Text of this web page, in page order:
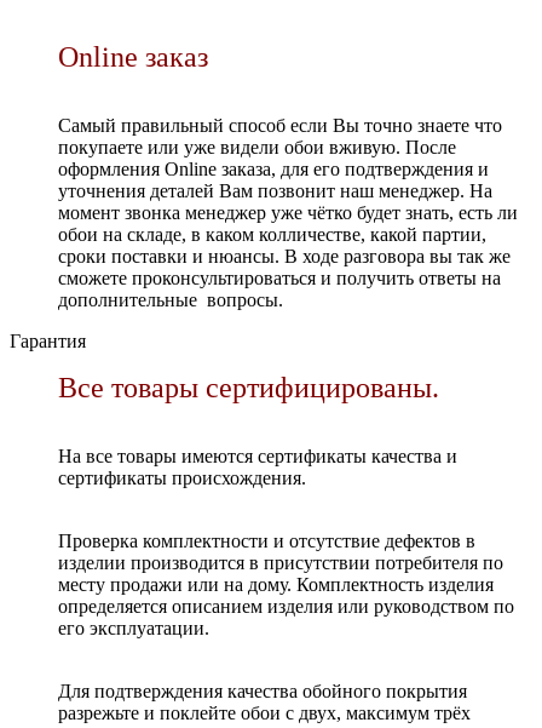
Online заказ
Самый правильный способ если Вы точно знаете что
покупаете или уже видели обои вживую. После
оформления Online заказа, для его подтверждения и
уточнения деталей Вам позвонит наш менеджер. На
момент звонка менеджер уже чётко будет знать, есть ли
обои на складе, в каком колличестве, какой партии,
сроки поставки и нюансы. В ходе разговора вы так же
сможете проконсультироваться и получить ответы на
дополнительные вопросы.
Гарантия
Все товары сертифицированы.
На все товары имеются сертификаты качества и
сертификаты происхождения.
Проверка комплектности и отсутствие дефектов в
изделии производится в присутствии потребителя по
месту продажи или на дому. Комплектность изделия
определяется описанием изделия или руководством по
его эксплуатации.
Для подтверждения качества обойного покрытия
разрежьте и поклейте обои с двух, максимум трёх